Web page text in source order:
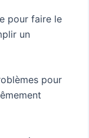
pour faire le
un
pour